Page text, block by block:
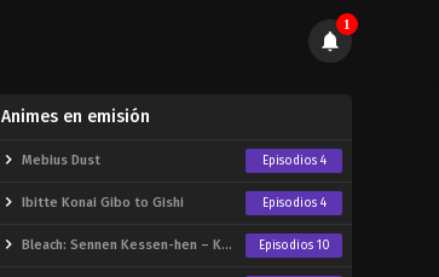
1
Animes en emisión
Mebius Dust Episodios 4
Ibitte Konai Gibo to Gishi Episodios 4
Bleach: Sennen Kessen-hen – Kashin-tan (2026) Episodios 10